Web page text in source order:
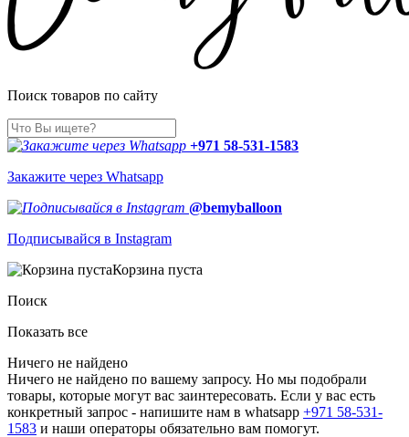
Поиск товаров по сайту
+971 58-531-1583
Закажите через Whatsapp
@bemyballoon
Подписывайся в Instagram
Корзина пуста
Поиск
Показать все
Ничего не найдено
Ничего не найдено по вашему запросу. Но мы подобрали
товары, которые могут вас заинтересовать. Если у вас есть
конкретный запрос - напишите нам в whatsapp +971 58-531-
1583 и наши операторы обязательно вам помогут.